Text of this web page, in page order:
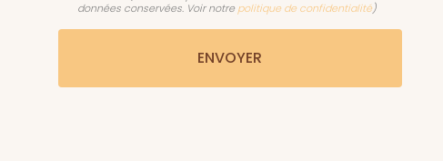
données conservées. Voir notre politique de confidentialité)